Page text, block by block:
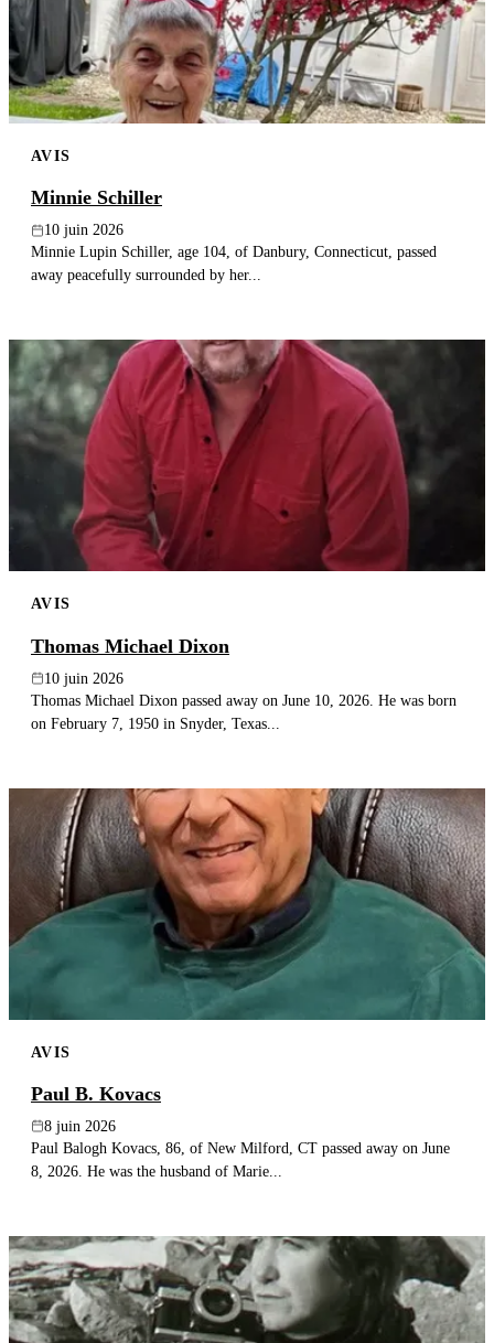
AVIS
Minnie Schiller
10 juin 2026
Minnie Lupin Schiller, age 104, of Danbury, Connecticut, passed
away peacefully surrounded by her...
AVIS
Thomas Michael Dixon
10 juin 2026
Thomas Michael Dixon passed away on June 10, 2026. He was born
on February 7, 1950 in Snyder, Texas...
AVIS
Paul B. Kovacs
8 juin 2026
Paul Balogh Kovacs, 86, of New Milford, CT passed away on June
8, 2026. He was the husband of Marie...